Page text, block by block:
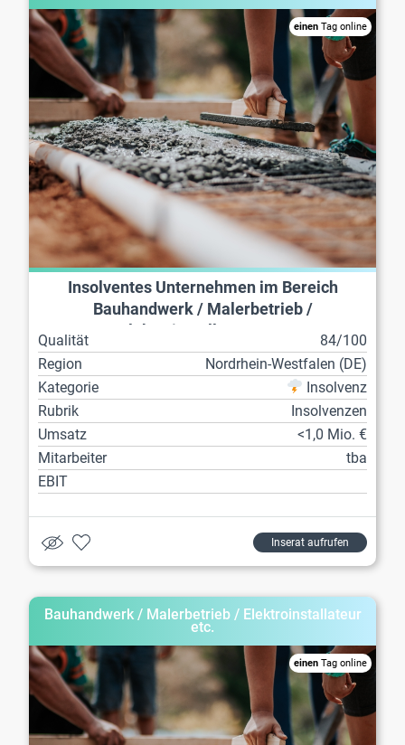
einen Tag online
Insolventes Unternehmen im Bereich
Bauhandwerk / Malerbetrieb /
Elektroinstallateur etc.
Qualität
84/100
Region
Nordrhein-Westfalen (DE)
Kategorie
Insolvenz
Rubrik
Insolvenzen
Umsatz
<1,0 Mio. €
Mitarbeiter
tba
EBIT
Inserat aufrufen
Bauhandwerk / Malerbetrieb / Elektroinstallateur
etc.
einen Tag online